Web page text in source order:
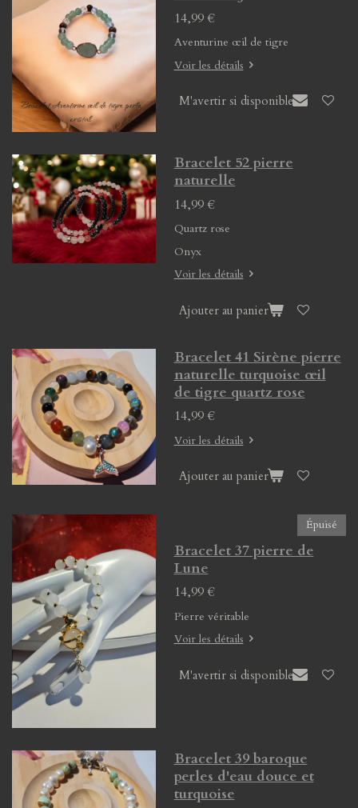
14,99 €
Aventurine œil de tigre
Voir les détails
M'avertir si disponible
Bracelet 52 pierre
naturelle
14,99 €
Quartz rose
Onyx
Voir les détails
Ajouter au panier
Bracelet 41 Sirène pierre
naturelle turquoise œil
de tigre quartz rose
14,99 €
Voir les détails
Ajouter au panier
Épuisé
Bracelet 37 pierre de
Lune
14,99 €
Pierre véritable
Voir les détails
M'avertir si disponible
Bracelet 39 baroque
perles d'eau douce et
turquoise